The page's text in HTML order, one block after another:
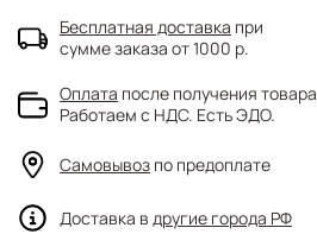
Бесплатная доставка при
сумме заказа от 1000 р.
Оплата после получения товара
Работаем с НДС. Есть ЭДО.
Самовывоз по предоплате
Доставка в другие города РФ